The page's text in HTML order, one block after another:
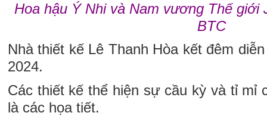
Hoa hậu Ý Nhi và Nam vương Thế giới
BTC
Nhà thiết kế Lê Thanh Hòa kết đêm
2024.
Các thiết kế thể hiện sự cầu kỳ và tỉ mỉ
là các họa tiết.